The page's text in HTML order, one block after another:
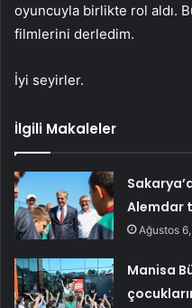
oyuncuyla birlikte rol aldı.
filmlerini derledim.
İyi seyirler.
İlgili Makaleler
Alemdar
Ağustos
Manisa